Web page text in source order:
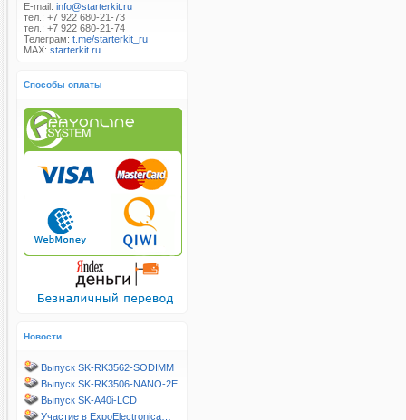
E-mail: info@starterkit.ru
тел.: +7 922 680-21-73
тел.: +7 922 680-21-74
Телеграм: t.me/starterkit_ru
MAX: starterkit.ru
Способы оплаты
Новости
Выпуск SK-RK3562-SODIMM
Выпуск SK-RK3506-NANO-2E
Выпуск SK-A40i-LCD
Участие в ExpoElectronica…